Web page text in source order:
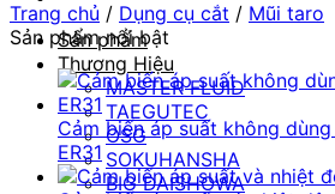
Sản phẩm
Thương Hiệu
MASTER FLUID
TAEGUTEC
OSG
SOKUHANSHA
BIG DAISHOWA
Trang chủ / Dụng cụ cắt / Mũi taro
Sản phẩm nổi bật
Cảm biến áp suất không
ER31